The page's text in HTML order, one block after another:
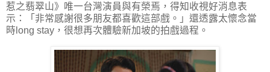
惹之翡翠山》唯一台灣演員與有榮焉，得知收視好消息表
示：「非常感謝很多朋友都喜歡這部戲。」還透露太懷念當
時long stay，很想再次體驗新加坡的拍戲過程。